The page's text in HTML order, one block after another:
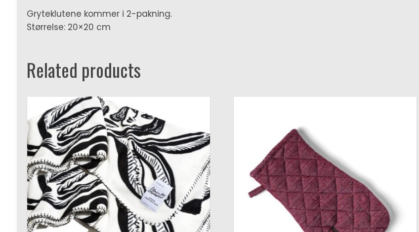
Gryteklutene kommer i 2-pakning.
Størrelse: 20×20 cm
Related products